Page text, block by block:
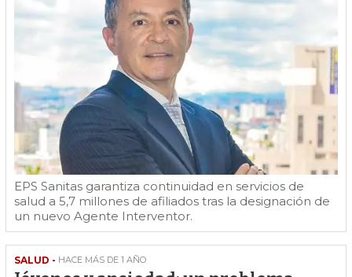
EPS Sanitas garantiza continuidad en servicios de
salud a 5,7 millones de afiliados tras la designación de
un nuevo Agente Interventor.
SALUD - HACE MÁS DE 1 AÑO